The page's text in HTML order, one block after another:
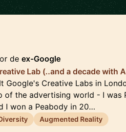
de ex-Google
Lab (..and a decade with
Google's Creative Labs in
of the advertising world - I was
I won a Peabody in 20…
Augmented Reality